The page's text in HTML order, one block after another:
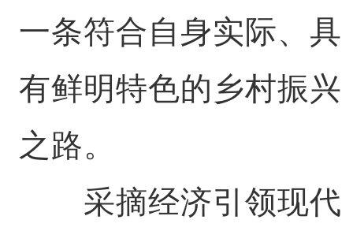
一条符合自身实际、具
有鲜明特色的乡村振兴
之路。
采摘经济引领现代